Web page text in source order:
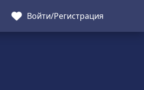
Войти/Регистрация